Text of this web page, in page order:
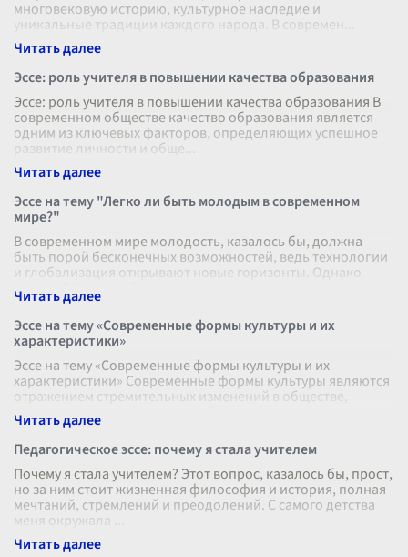
многовековую историю, культурное наследие и
уникальные традиции каждого народа. В современ
Эссе: роль учителя в повышении качества образования
Эссе: роль учителя в повышении качества образования В
современном обществе качество образования является
одним из ключевых факторов, определяющих успешное
развитие личности и обще
Эссе на тему "Легко ли быть молодым в современном
мире?"
В современном мире молодость, казалось бы, должна
быть порой бесконечных возможностей, ведь технологии
и глобализация открывают новые горизонты. Однако
вопрос "Легко ли быть молоды
Эссе на тему «Современные формы культуры и их
характеристики»
Эссе на тему «Современные формы культуры и их
характеристики» Современные формы культуры являются
отражением стремительных изменений в обществе,
технологиях и глобализации. Эти фо
Педагогическое эссе: почему я стала учителем
Почему я стала учителем? Этот вопрос, казалось бы, прост,
но за ним стоит жизненная философия и история, полная
мечтаний, стремлений и преодолений. С самого детства
меня окружала